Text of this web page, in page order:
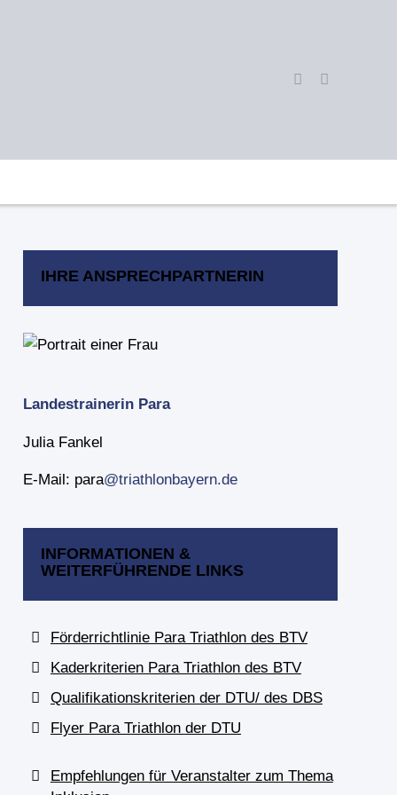
IHRE ANSPRECHPARTNERIN
Landestrainerin Para
Julia Fankel
E-Mail: para@triathlonbayern.de
INFORMATIONEN &
WEITERFÜHRENDE LINKS
Förderrichtlinie Para Triathlon des BTV
Kaderkriterien Para Triathlon des BTV
Qualifikationskriterien der DTU/ des DBS
Flyer Para Triathlon der DTU
Empfehlungen für Veranstalter zum Thema